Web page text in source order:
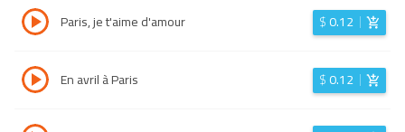
Paris, je t'aime d'amour $0.12
En avril à Paris $0.12